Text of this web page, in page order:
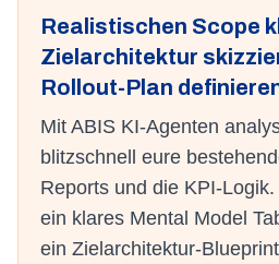
Realistischen Scope
Zielarchitektur
Rollout-Plan
Mit ABIS KI-Agenten
blitzschnell eure
Reports und die KPI-
ein klares Mental Model
ein Zielarchitektur-